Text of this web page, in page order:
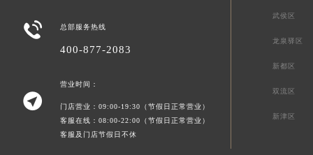
 总部服务热线
400-877-2083

营业时间：
门店营业：09:00-19:30（节假日正常营业）
客服在线：08:00-22:00（节假日正常营业）
客服及门店节假日不休
武侯区
龙泉驿区
新都区
双流区
新津区